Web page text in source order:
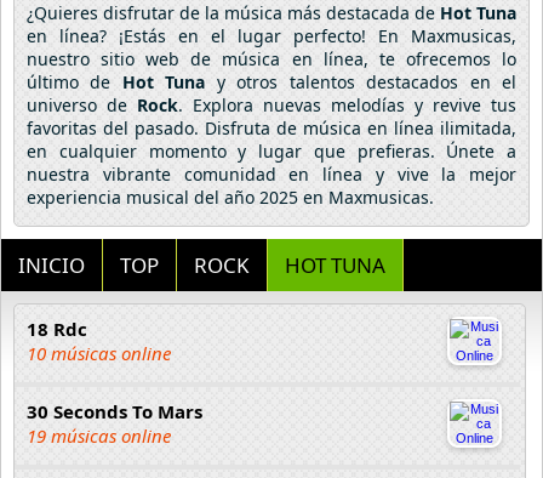
¿Quieres disfrutar de la música más destacada de Hot Tuna
en línea? ¡Estás en el lugar perfecto! En Maxmusicas,
nuestro sitio web de música en línea, te ofrecemos lo
último de Hot Tuna y otros talentos destacados en el
universo de Rock. Explora nuevas melodías y revive tus
favoritas del pasado. Disfruta de música en línea ilimitada,
en cualquier momento y lugar que prefieras. Únete a
nuestra vibrante comunidad en línea y vive la mejor
experiencia musical del año 2025 en Maxmusicas.
INICIO TOP ROCK HOT TUNA
18 Rdc
10 músicas online
30 Seconds To Mars
19 músicas online